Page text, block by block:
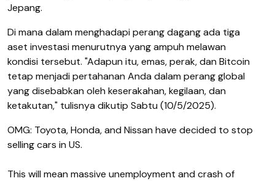
Jepang.
Di mana dalam menghadapi perang dagang ada tiga
aset investasi menurutnya yang ampuh melawan
kondisi tersebut. "Adapun itu, emas, perak, dan Bitcoin
tetap menjadi pertahanan Anda dalam perang global
yang disebabkan oleh keserakahan, kegilaan, dan
ketakutan," tulisnya dikutip Sabtu (10/5/2025).
OMG: Toyota, Honda, and Nissan have decided to stop
selling cars in US.
This will mean massive unemployment and crash of